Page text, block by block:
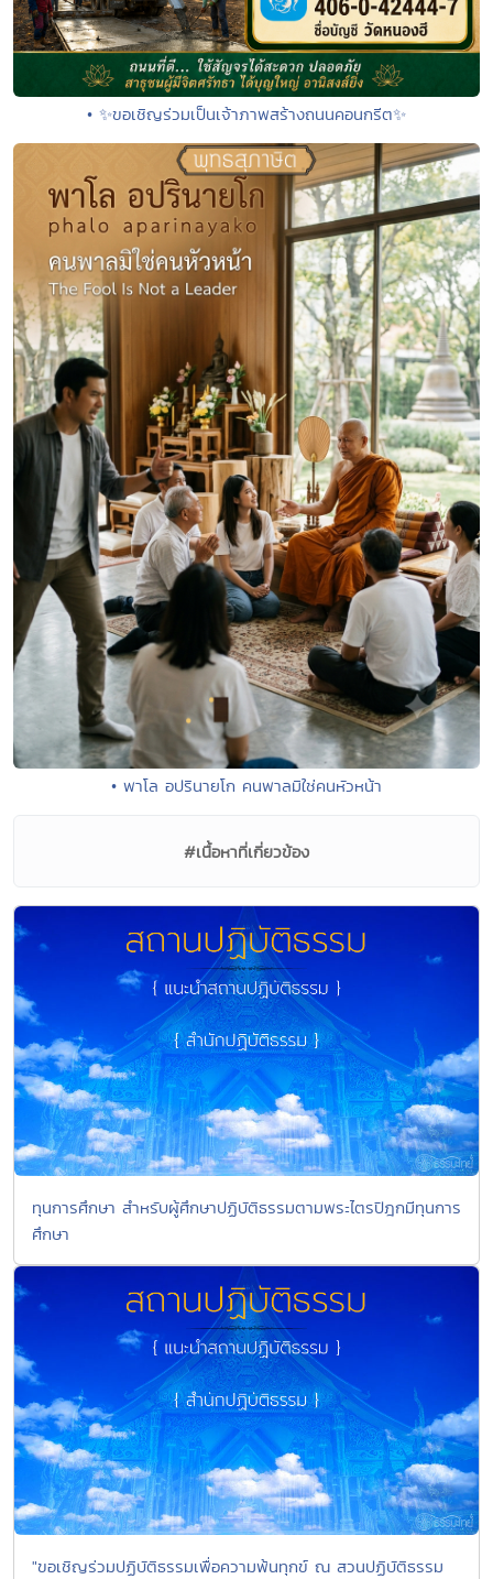
• ✨ขอเชิญร่วมเป็นเจ้าภาพสร้างถนนคอนกรีต✨
• พาโล อปรินายโก คนพาลมิใช่คนหัวหน้า
#เนื้อหาที่เกี่ยวข้อง
ทุนการศึกษา สำหรับผู้ศึกษาปฏิบัติธรรมตามพระไตรปิฎกมีทุนการ
ศึกษา
"ขอเชิญร่วมปฏิบัติธรรมเพื่อความพ้นทุกข์ ณ สวนปฏิบัติธรรม